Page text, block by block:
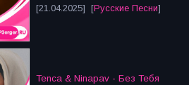
[21.04.2025] [Русские Песни]
Tenca & Ninapav - Без Тебя